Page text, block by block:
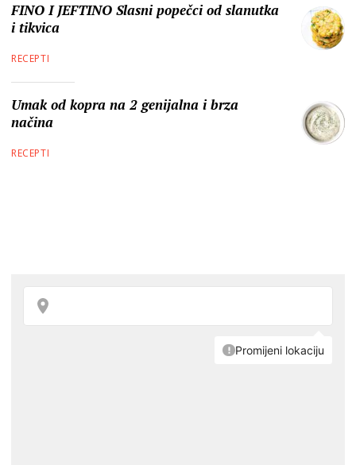
FINO I JEFTINO Slasni popečci od slanutka
i tikvica
RECEPTI
Umak od kopra na 2 genijalna i brza
načina
RECEPTI